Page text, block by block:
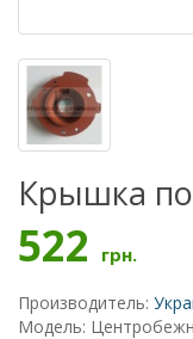
Крышка
522 грн.
Производитель:
Модель: